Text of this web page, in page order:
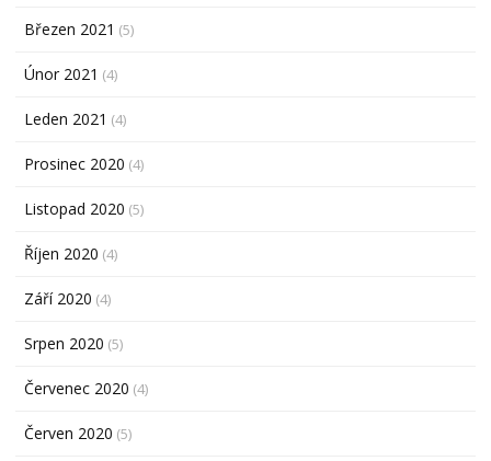
Březen 2021 (5)
Únor 2021 (4)
Leden 2021 (4)
Prosinec 2020 (4)
Listopad 2020 (5)
Říjen 2020 (4)
Září 2020 (4)
Srpen 2020 (5)
Červenec 2020 (4)
Červen 2020 (5)